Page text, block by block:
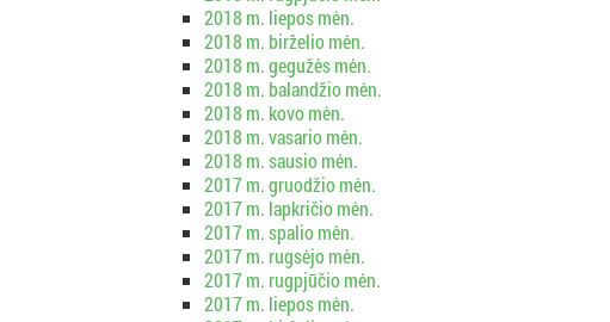
2018 m. liepos mėn.
2018 m. birželio mėn.
2018 m. gegužės mėn.
2018 m. balandžio mėn.
2018 m. kovo mėn.
2018 m. vasario mėn.
2018 m. sausio mėn.
2017 m. gruodžio mėn.
2017 m. lapkričio mėn.
2017 m. spalio mėn.
2017 m. rugsėjo mėn.
2017 m. rugpjūčio mėn.
2017 m. liepos mėn.